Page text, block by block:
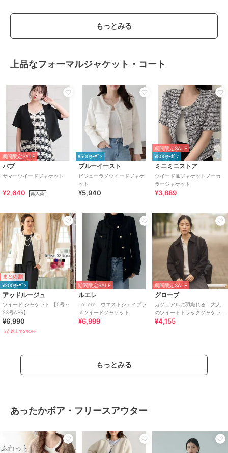
もっとみる
上品なフォーマルジャケット・コート
期間限定SALE
バブ
サマーツイードジャケット
¥2,640 再入荷
¥500ｸｰﾎﾟﾝ
ブルーイースト
ビジューラメツイードジャケ
ット
¥5,940
期間限定SALE
¥500ｸｰﾎﾟﾝ
ミニミニストア
ツイード風ジャケットノーカ
ラージャケット
¥3,889
まとめ割
¥200ｸｰﾎﾟﾝ
アッドルージュ
ツイード ジャケット 【5号～
23号ABR】
¥6,990
2点以上で5%OFF
期間限定SALE
ルエレ
Louere ウエストシェイプラ
メツイードジャケット
¥6,999
期間限定SALE
グローブ
カジュアルに羽織れる、大人
のツイードトラックジャケッ
ト
¥4,155
もっとみる
あったかボア・フリースアウター